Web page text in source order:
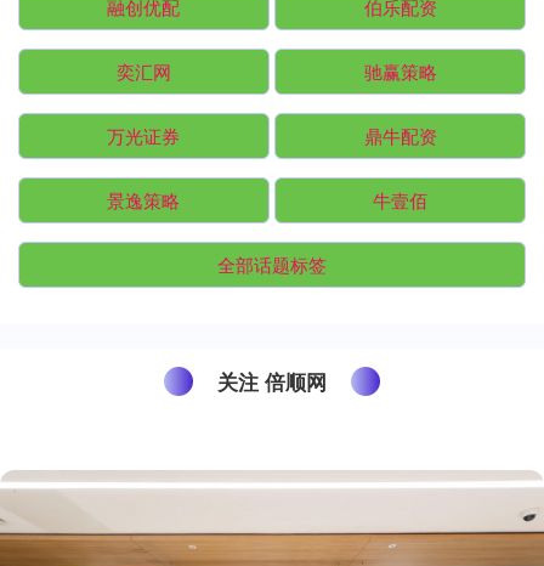
融创优配 伯乐配资
奕汇网 驰赢策略
万光证券 鼎牛配资
景逸策略 牛壹佰
全部话题标签
关注 倍顺网